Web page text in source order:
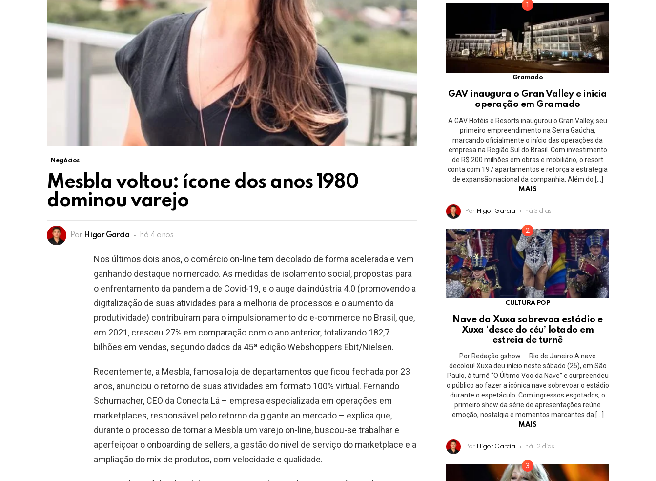
Negócios
Mesbla voltou: ícone dos anos 1980
dominou varejo
Por Higor Garcia há 4 anos
Nos últimos dois anos, o comércio on-line tem decolado de forma acelerada e vem
ganhando destaque no mercado. As medidas de isolamento social, propostas para
o enfrentamento da pandemia de Covid-19, e o auge da indústria 4.0 (promovendo a
digitalização de suas atividades para a melhoria de processos e o aumento da
produtividade) contribuíram para o impulsionamento do e-commerce no Brasil, que,
em 2021, cresceu 27% em comparação com o ano anterior, totalizando 182,7
bilhões em vendas, segundo dados da 45ª edição Webshoppers Ebit/Nielsen.
Recentemente, a Mesbla, famosa loja de departamentos que ficou fechada por 23
anos, anunciou o retorno de suas atividades em formato 100% virtual. Fernando
Schumacher, CEO da Conecta Lá – empresa especializada em operações em
marketplaces, responsável pelo retorno da gigante ao mercado – explica que,
durante o processo de tornar a Mesbla um varejo on-line, buscou-se trabalhar e
aperfeiçoar o onboarding de sellers, a gestão do nível de serviço do marketplace e a
ampliação do mix de produtos, com velocidade e qualidade.
Gramado
GAV inaugura o Gran Valley e inicia
operação em Gramado
A GAV Hotéis e Resorts inaugurou o Gran Valley, seu
primeiro empreendimento na Serra Gaúcha,
marcando oficialmente o início das operações da
empresa na Região Sul do Brasil. Com investimento
de R$ 200 milhões em obras e mobiliário, o resort
conta com 197 apartamentos e reforça a estratégia
de expansão nacional da companhia. Além do […]
MAIS
Por Higor Garcia há 3 dias
CULTURA POP
Nave da Xuxa sobrevoa estádio e
Xuxa ‘desce do céu’ lotado em
estreia de turnê
Por Redação gshow — Rio de Janeiro A nave
decolou! Xuxa deu início neste sábado (25), em São
Paulo, à turnê “O Último Voo da Nave” e surpreendeu
o público ao fazer a icônica nave sobrevoar o estádio
durante o espetáculo. Com ingressos esgotados, o
primeiro show da série de apresentações reúne
emoção, nostalgia e momentos marcantes da […]
MAIS
Por Higor Garcia há 12 dias